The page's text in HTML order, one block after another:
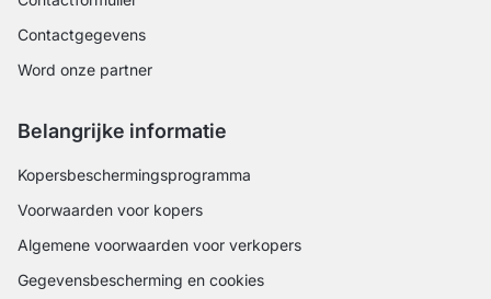
Contactgegevens
Word onze partner
Belangrijke informatie
Kopersbeschermingsprogramma
Voorwaarden voor kopers
Algemene voorwaarden voor verkopers
Gegevensbescherming en cookies